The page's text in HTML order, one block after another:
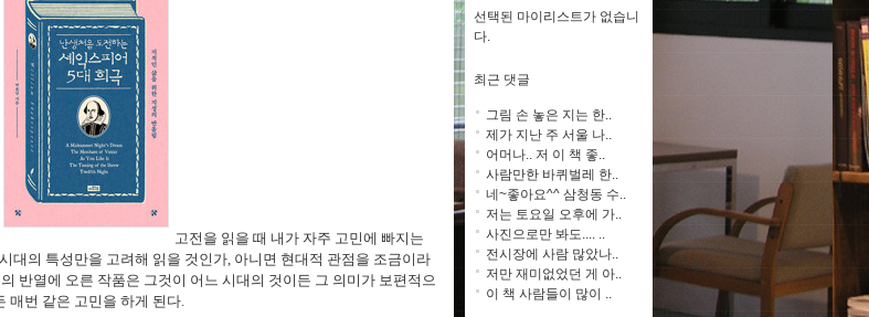
고전을 읽을 때 내가 자주 고민에 빠지는
대의 특성만을 고려해 읽을 것인가, 아니면 현대적 관점을 조금이라
의 반열에 오른 작품은 그것이 어느 시대의 것이든 그 의미가 보편적으
매번 같은 고민을 하게 된다.
선택된 마이리스트가 없습니
다.
최근 댓글
그림 손 놓은 지는 한..
제가 지난 주 서울 나..
어머나.. 저 이 책 좋..
사람만한 바퀴벌레 한..
네~좋아요^^ 삼청동 수..
저는 토요일 오후에 가..
사진으로만 봐도.... ..
전시장에 사람 많았나..
저만 재미없었던 게 아..
이 책 사람들이 많이 ..